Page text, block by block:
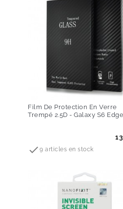
Film De Protection En Verre
Trempé 2.5D - Galaxy S6
 9 articles en stock